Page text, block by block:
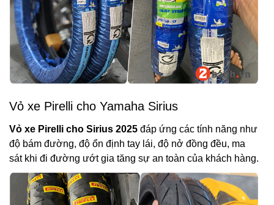
Vỏ xe Pirelli cho Yamaha Sirius
Vỏ xe Pirelli cho Sirius 2025 đáp ứng các tính năng như
độ bám đường, độ ổn định tay lái, độ nở đồng đều, ma
sát khi đi đường ướt gia tăng sự an toàn của khách hàng.